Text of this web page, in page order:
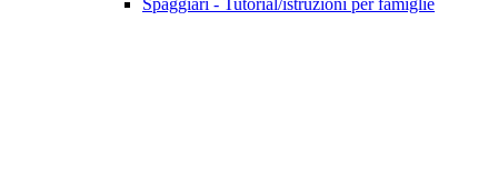
Spaggiari - Tutorial/istruzioni per famiglie